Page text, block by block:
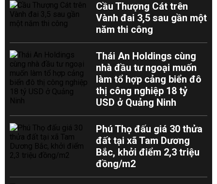
Cầu Thượng Cát trên
Vành đai 3,5 sau gần một
năm thi công
Thái An Holdings cùng
nhà đầu tư ngoại muốn
làm tổ hợp cảng biển đô
thị công nghiệp 18 tỷ
USD ở Quảng Ninh
Phú Thọ đấu giá 30 thửa
đất tại xã Tam Dương
Bắc, khởi điểm 2,3 triệu
đồng/m2